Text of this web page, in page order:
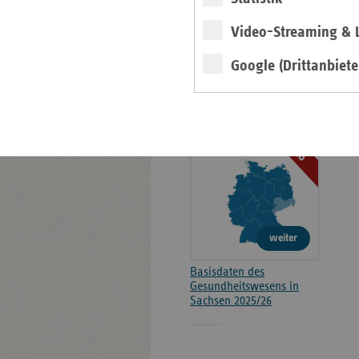
Video-Streaming &
Google
Positionen
Broschüre
weiter
Basisdaten des
Gesundheitswesens in
Sachsen 2025/26